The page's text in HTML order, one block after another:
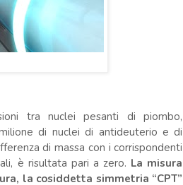
tra nuclei pesanti di piombo,
di nuclei di antideuterio e di
di massa con i corrispondenti
è risultata pari a zero. La misura
la cosiddetta simmetria “CPT”